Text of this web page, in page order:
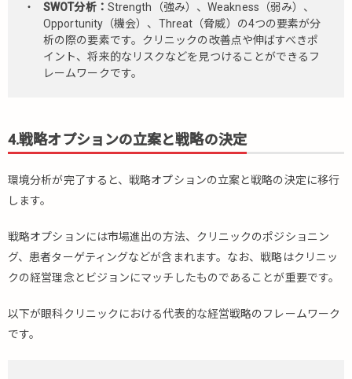
SWOT分析： Strength（強み）、Weakness（弱み）、
Opportunity（機会）、Threat（脅威）の4つの要素が分
析の際の要素です。クリニックの改善点や伸ばすべきポ
イント、将来的なリスクなどを見つけることができるフ
レームワークです。
4.戦略オプションの立案と戦略の決定
環境分析が完了すると、戦略オプションの立案と戦略の決定に移行
します。
戦略オプションには市場進出の方法、クリニックのポジショニン
グ、患者ターゲティングなどが含まれます。なお、戦略はクリニッ
クの経営理念とビジョンにマッチしたものであることが重要です。
以下が眼科クリニックにおける代表的な経営戦略のフレームワーク
です。